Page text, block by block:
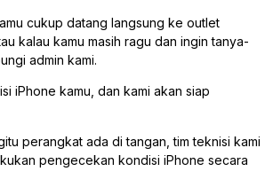
cukup datang langsung ke outlet
kalau kamu masih ragu dan ingin tanya-
admin kami.
iPhone kamu, dan kami akan siap
perangkat ada di tangan, tim teknisi kami
pengecekan kondisi iPhone secara